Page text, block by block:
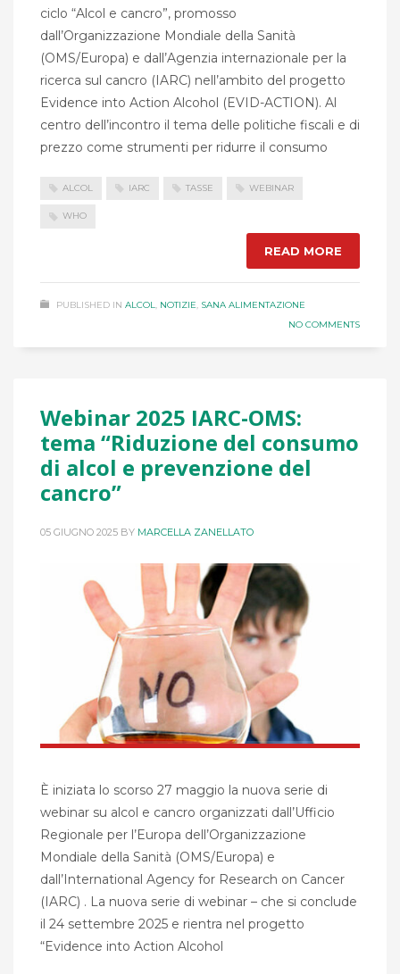
ciclo “Alcol e cancro”, promosso
dall’Organizzazione Mondiale della Sanità
(OMS/Europa) e dall’Agenzia internazionale per la
ricerca sul cancro (IARC) nell’ambito del progetto
Evidence into Action Alcohol (EVID-ACTION). Al
centro dell’incontro il tema delle politiche fiscali e di
prezzo come strumenti per ridurre il consumo
ALCOL IARC TASSE WEBINAR
WHO
READ MORE
PUBLISHED IN ALCOL NOTIZIE SANA ALIMENTAZIONE
NO COMMENTS
Webinar 2025 IARC-OMS:
tema “Riduzione del consumo
di alcol e prevenzione del
cancro”
05 GIUGNO 2025 BY MARCELLA ZANELLATO
È iniziata lo scorso 27 maggio la nuova serie di
webinar su alcol e cancro organizzati dall’Ufficio
Regionale per l’Europa dell’Organizzazione
Mondiale della Sanità (OMS/Europa) e
dall’International Agency for Research on Cancer
(IARC) . La nuova serie di webinar – che si conclude
il 24 settembre 2025 e rientra nel progetto
“Evidence into Action Alcohol